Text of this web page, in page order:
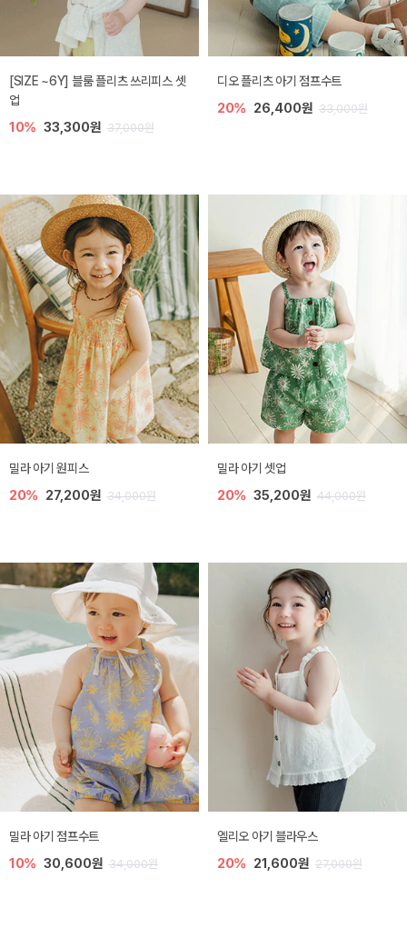
[SIZE ~6Y] 블룸 플리츠 쓰리피스 셋
업
10% 33,300원 37,000원
디오 플리츠 아기 점프수트
20% 26,400원 33,000원
밀라 아기 원피스
20% 27,200원 34,000원
밀라 아기 셋업
20% 35,200원 44,000원
밀라 아기 점프수트
10% 30,600원 34,000원
엘리오 아기 블라우스
20% 21,600원 27,000원